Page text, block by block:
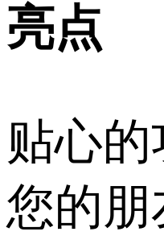
亮点
贴心
您的